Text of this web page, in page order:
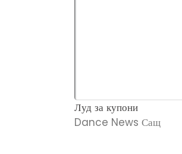
Луд за купони
Dance News Сащ